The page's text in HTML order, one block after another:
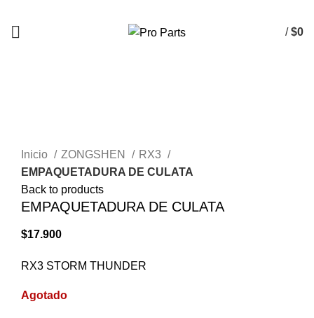
/ $0
Inicio
ZONGSHEN
RX3
EMPAQUETADURA DE CULATA
Back to products
EMPAQUETADURA DE CULATA
$17.900
RX3 STORM THUNDER
Agotado